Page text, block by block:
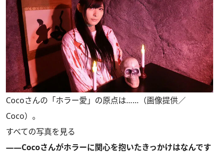
Cocoさんの「ホラー愛」の原点は……（画像提供／
Coco）。
すべての写真を見る
――Cocoさんがホラーに関心を抱いたきっかけはなんです